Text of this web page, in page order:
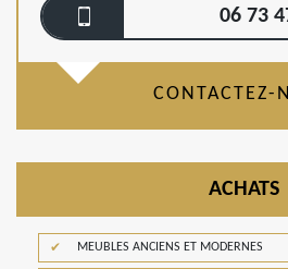
06 73
CONTACTEZ-
ACHATS
MEUBLES ANCIENS ET MODERNES